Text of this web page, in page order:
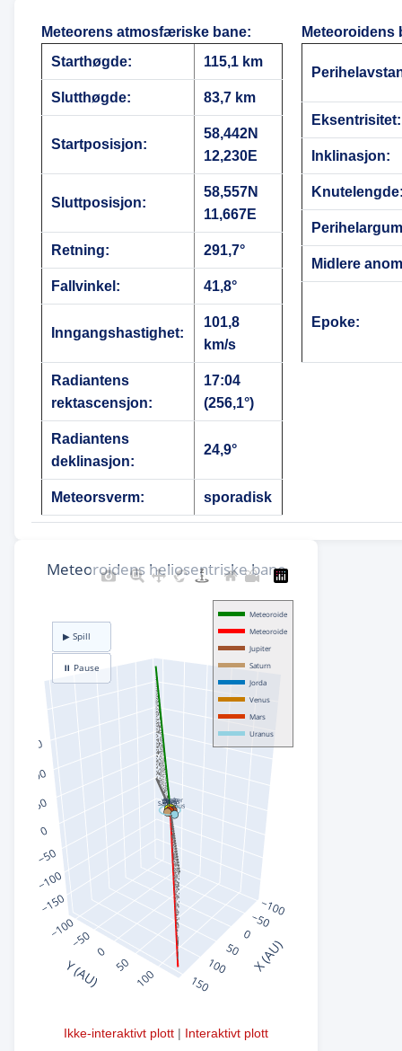
Meteorens atmosfæriske bane:
Starthøgde:
115,1 km
Slutthøgde: 83,7 km
Startposisjon:
58,442N
12,230E
Sluttposisjon:
58,557N
11,667E
Retning: 291,7°
Fallvinkel: 41,8°
Inngangshastighet:
101,8
km/s
Radiantens
rektascensjon:
17:04
(256,1°)
Radiantens
deklinasjon:
24,9°
Meteorsverm: sporadisk
Meteoroidens
Eksentrisitet:
Inklinasjon:
Midlere
Epoke:
Ikke-interaktivt plott | Interaktivt plott